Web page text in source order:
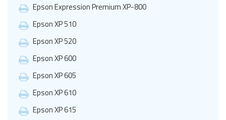
Epson Expression Premium XP-800
Epson XP 510
Epson XP 520
Epson XP 600
Epson XP 605
Epson XP 610
Epson XP 615